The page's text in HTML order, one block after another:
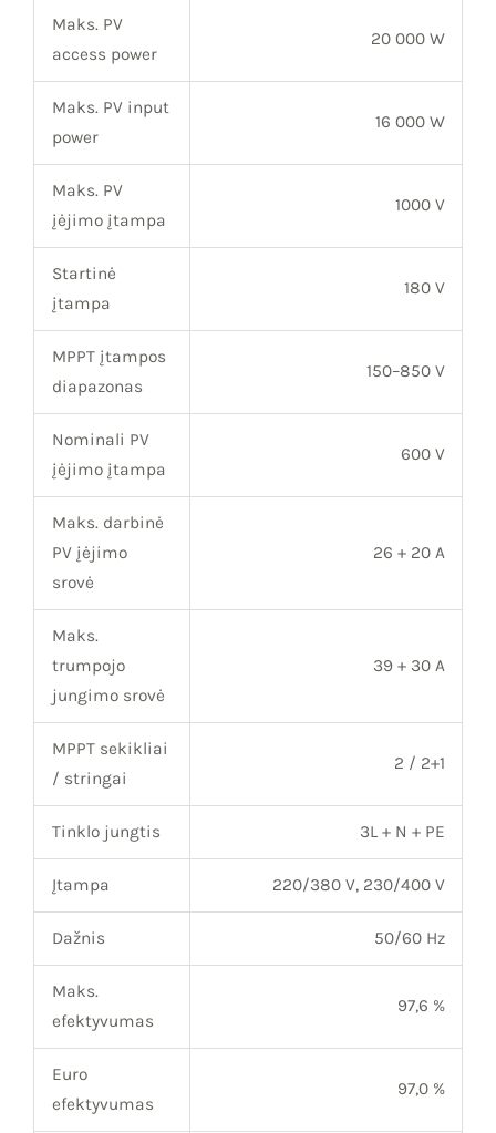
Maks. PV
access power
20 000 W
Maks. PV input
power
16 000 W
Maks. PV
įėjimo įtampa
1000 V
Startinė
įtampa
180 V
MPPT įtampos
diapazonas
150–850 V
Nominali PV
įėjimo įtampa
600 V
Maks. darbinė
PV įėjimo
srovė
26 + 20 A
Maks.
trumpojo
jungimo srovė
39 + 30 A
MPPT sekikliai
/ stringai
2 / 2+1
Tinklo jungtis 3L + N + PE
Įtampa 220/380 V, 230/400 V
Dažnis 50/60 Hz
Maks.
efektyvumas
97,6 %
Euro
efektyvumas
97,0 %